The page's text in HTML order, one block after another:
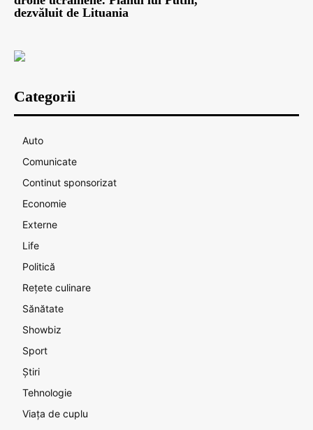
dezvăluit de Lituania
Categorii
Auto
Comunicate
Continut sponsorizat
Economie
Externe
Life
Politică
Rețete culinare
Sănătate
Showbiz
Sport
Știri
Tehnologie
Viața de cuplu